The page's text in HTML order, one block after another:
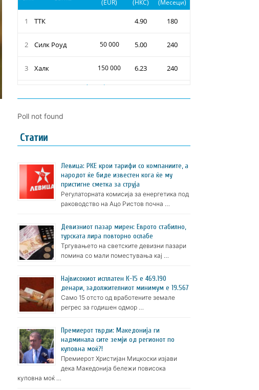
Poll not found
Статии
Левица: РКЕ крои тарифи со компаниите, а
народот ќе биде известен кога ќе му
пристигне сметка за струја
Регулаторната комисија за енергетика под
раководство на Ацо Ристов почна …
Девизниот пазар мирен: Еврото стабилно,
турската лира повторно ослабе
Тргувањето на светските девизни пазари
помина со мали поместувања кај …
Највисокиот исплатен К-15 е 469.190
денари, задолжителниот минимум е 19.567
Само 15 отсто од вработените земале
регрес за годишен одмор …
Премиерот тврди: Македонија ги
надминала сите земји од регионот по
куповна моќ?!
Премиерот Христијан Мицкоски изјави
дека Македонија бележи повисока
куповна моќ …